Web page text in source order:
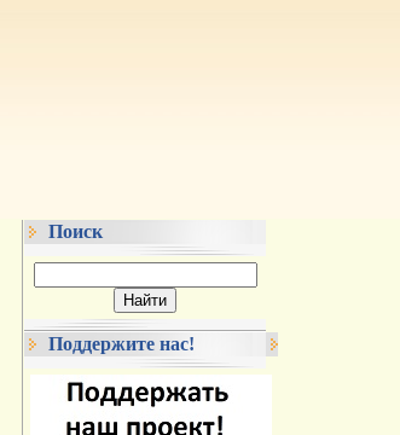
Поиск
Поддержите нас!